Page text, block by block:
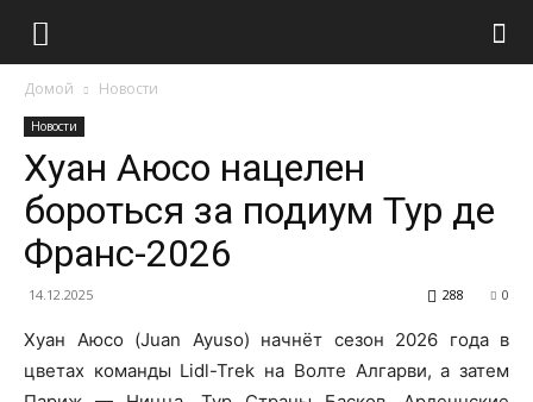
Домой Новости
Новости
Хуан Аюсо нацелен
бороться за подиум Тур де
Франс-2026
14.12.2025 0
288
Хуан Аюсо (Juan Ayuso) начнёт сезон 2026 года в
цветах команды Lidl-Trek на Волте Алгарви, а затем